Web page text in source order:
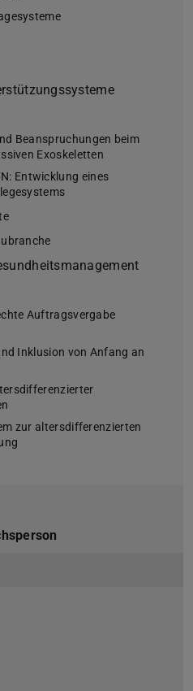
Beanspruchungen beim
Exoskeletten
Entwicklung eines
Auftragsvergabe
Inklusion von Anfang an
zur altersdifferenzierten